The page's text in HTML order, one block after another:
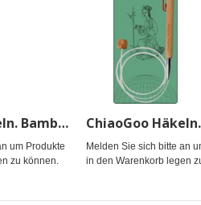
ChiaoGoo Häkeln. Bambus Seillänge 60cm/6.00
um Produkte
zu können.
Melden Sie sich bitte an
in den Warenkorb legen